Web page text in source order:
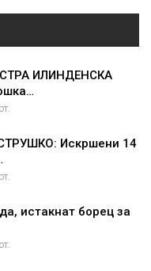
ИЛИНДЕНСКА
Искршени 14
истакнат борец за